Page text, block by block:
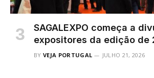
SAGALEXPO começa a
expositores da edição de
BY VEJA PORTUGAL JULHO 21, 2026